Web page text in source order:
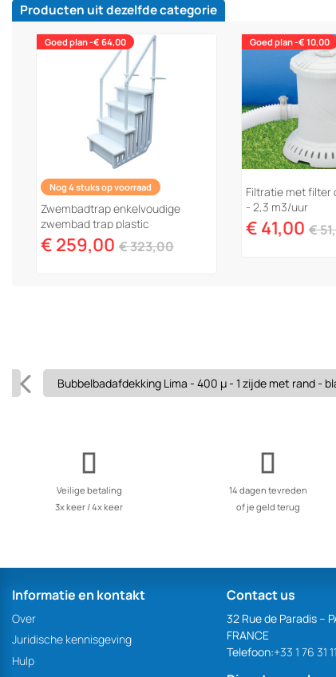
Producten uit dezelfde categorie
Goed plan -€ 64,00
Nog 4 stuks op voorraad
Zwembadtrap enkelvoudige
zwembad trap plastic
€ 259,00 € 323,00
Goed plan -€ 10,00
Filtratie met filter
- 2,3 m3/uur
€ 41,00 €
Bubbelbadafdekking Lima - 400 µ - 1 zijde met rand -
Veilige betaling
3x keer / 4x keer
14 dagen tevreden
of je geld terug
Informatie en kontakt
Over
Juridische kennisgeving
Hulp
Contact us
32 Rue de Paradis –
FRANCE
Telefoon:+33 1 76 31